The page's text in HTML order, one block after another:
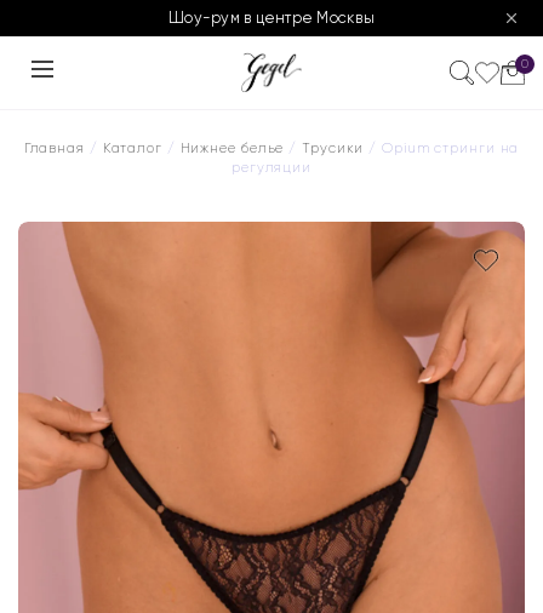
Шоу-рум в центре Москвы
0
Главная / Каталог / Нижнее белье / Трусики / Opium стринги на
регуляции